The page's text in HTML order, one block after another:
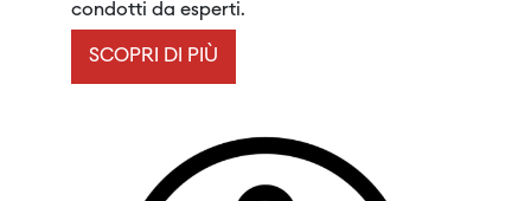
condotti da esperti.
SCOPRI DI PIÙ